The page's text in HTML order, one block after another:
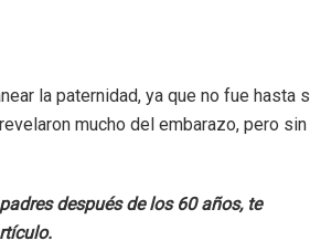
la paternidad, ya que no fue hasta
mucho del embarazo, pero sin
después de los 60 años, te